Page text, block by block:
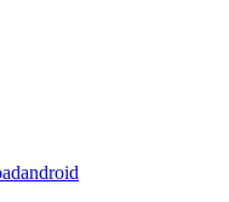
android